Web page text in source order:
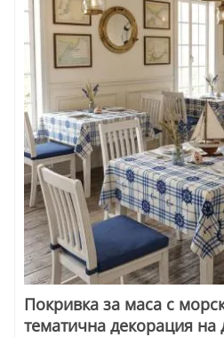
Покривка за маса с
тематична декорация на